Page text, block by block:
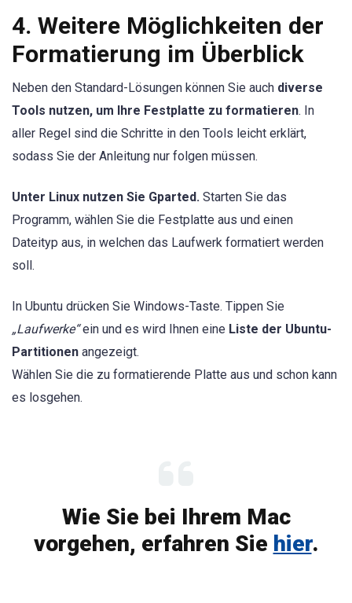
4. Weitere Möglichkeiten der
Formatierung im Überblick
Neben den Standard-Lösungen können Sie auch diverse
Tools nutzen, um Ihre Festplatte zu formatieren. In
aller Regel sind die Schritte in den Tools leicht erklärt,
sodass Sie der Anleitung nur folgen müssen.
Unter Linux nutzen Sie Gparted. Starten Sie das
Programm, wählen Sie die Festplatte aus und einen
Dateityp aus, in welchen das Laufwerk formatiert werden
soll.
In Ubuntu drücken Sie Windows-Taste. Tippen Sie
„Laufwerke“ein und es wird Ihnen eine Liste der Ubuntu-
Partitionen angezeigt.
Wählen Sie die zu formatierende Platte aus und schon kann
es losgehen.
Wie Sie bei Ihrem Mac
vorgehen, erfahren Sie hier.